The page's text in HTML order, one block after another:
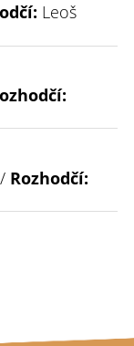
Leoš
Rozhodčí: